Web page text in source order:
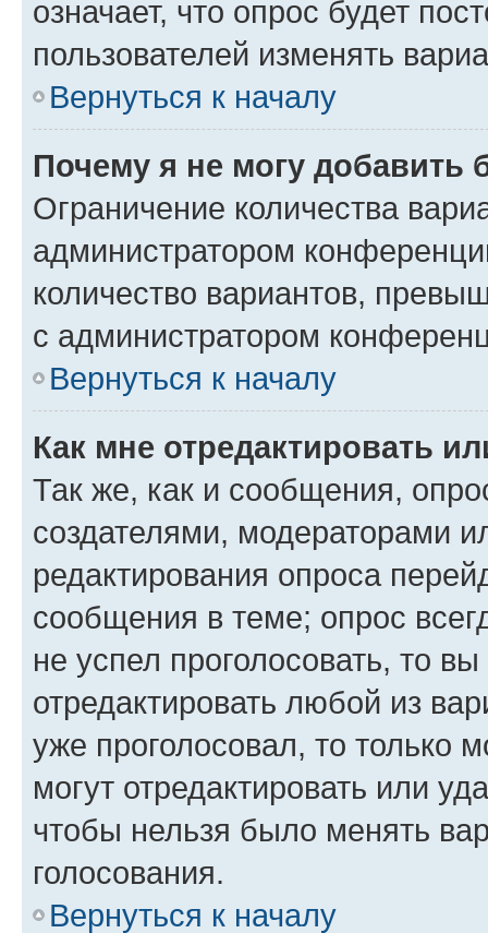
означает, что опрос будет
пользователей изменять
Вернуться к началу
Почему я не могу добавить
Ограничение количества
администратором
количество вариантов,
с администратором
Вернуться к началу
Как мне отредактировать
Так же, как и сообщения,
создателями, модераторами
редактирования опроса
сообщения в теме; опрос
не успел проголосовать, то
отредактировать любой из
уже проголосовал, то только
могут отредактировать или
чтобы нельзя было менять
голосования.
Вернуться к началу